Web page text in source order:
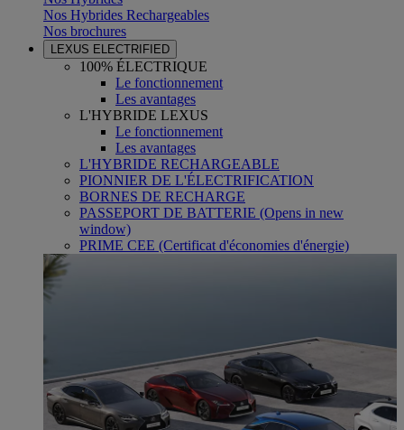
Nos Hybrides Rechargeables
Nos brochures
LEXUS ELECTRIFIED
100% ÉLECTRIQUE
Le fonctionnement
Les avantages
L'HYBRIDE LEXUS
Le fonctionnement
Les avantages
L'HYBRIDE RECHARGEABLE
PIONNIER DE L'ÉLECTRIFICATION
BORNES DE RECHARGE
PASSEPORT DE BATTERIE (Opens in new
window)
PRIME CEE (Certificat d'économies d'énergie)